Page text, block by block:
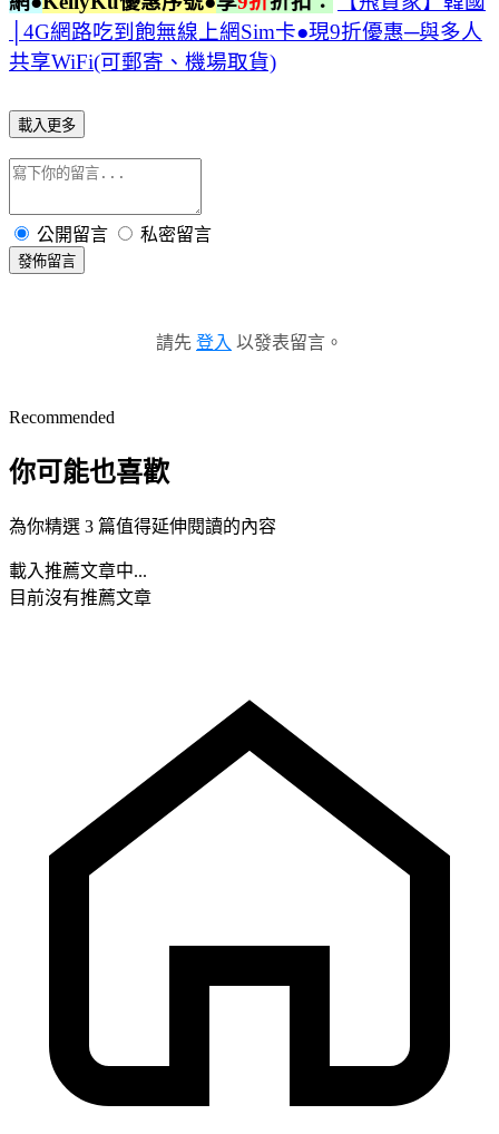
│4G網路吃到飽無線上網Sim卡●現9折優惠─與多人
共享WiFi(可郵寄、機場取貨)
載入更多
公開留言 私密留言
發佈留言
請先 登入 以發表留言。
Recommended
你可能也喜歡
為你精選 3 篇值得延伸閱讀的內容
載入推薦文章中...
目前沒有推薦文章